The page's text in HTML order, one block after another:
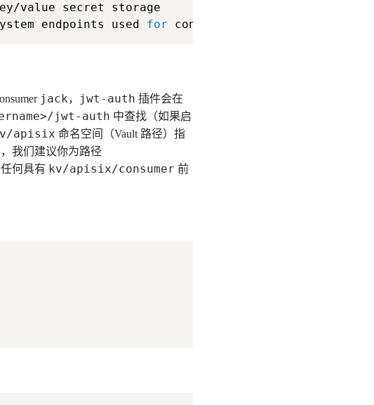
endpoints used for control, policy and
jack， jwt-auth 插件会在
jwt-auth 中查找（如果启
apisix 命名空间（Vault 路径）指
我们建议你为路径
何具有 kv/apisix/consumer 前